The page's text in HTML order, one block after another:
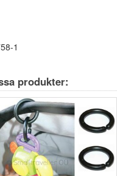
1
produkter: